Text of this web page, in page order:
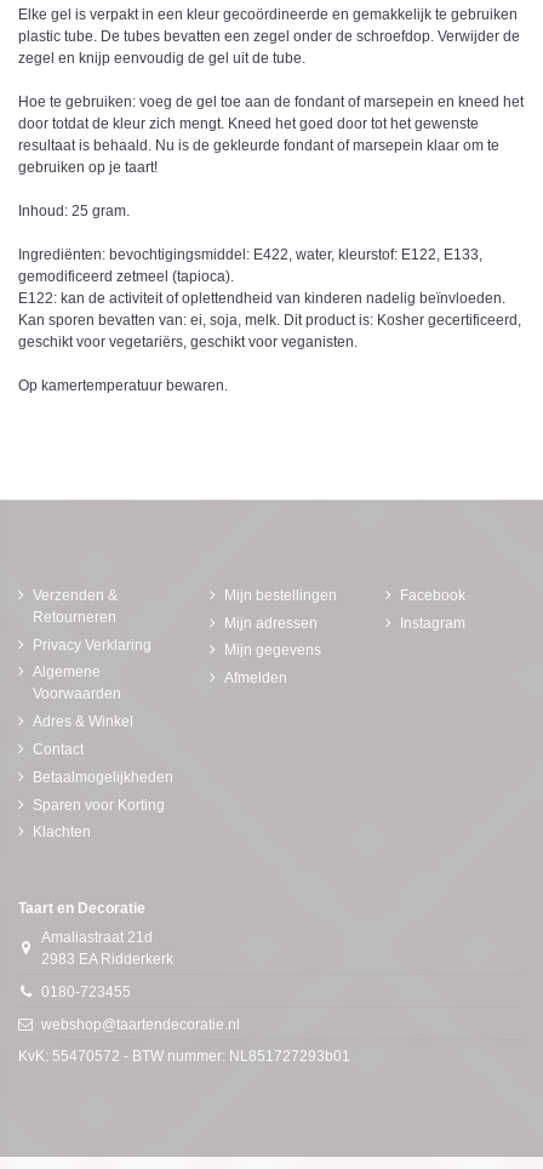
Elke gel is verpakt in een kleur gecoördineerde en gemakkelijk te gebruiken
plastic tube. De tubes bevatten een zegel onder de schroefdop. Verwijder de
zegel en knijp eenvoudig de gel uit de tube.
Hoe te gebruiken: voeg de gel toe aan de fondant of marsepein en kneed het
door totdat de kleur zich mengt. Kneed het goed door tot het gewenste
resultaat is behaald. Nu is de gekleurde fondant of marsepein klaar om te
gebruiken op je taart!
Inhoud: 25 gram.
Ingrediënten: bevochtigingsmiddel: E422, water, kleurstof: E122, E133,
gemodificeerd zetmeel (tapioca).
E122: kan de activiteit of oplettendheid van kinderen nadelig beïnvloeden.
Kan sporen bevatten van: ei, soja, melk. Dit product is: Kosher gecertificeerd,
geschikt voor vegetariërs, geschikt voor veganisten.
Op kamertemperatuur bewaren.
Verzenden &
Retourneren
Privacy Verklaring
Algemene
Voorwaarden
Adres & Winkel
Contact
Betaalmogelijkheden
Sparen voor Korting
Klachten
Mijn bestellingen
Mijn adressen
Mijn gegevens
Afmelden
Facebook
Instagram
Taart en Decoratie
Amaliastraat 21d
2983 EA Ridderkerk
0180-723455
webshop@taartendecoratie.nl
KvK: 55470572 - BTW nummer: NL851727293b01